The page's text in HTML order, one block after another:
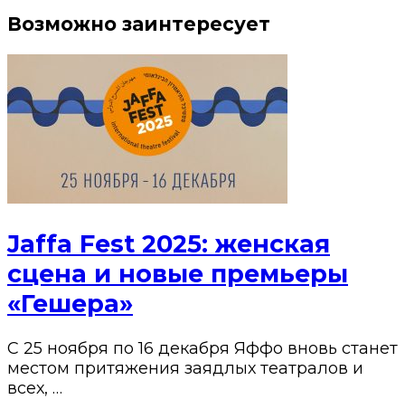
Возможно заинтересует
Jaffa Fest 2025: женская
сцена и новые премьеры
«Гешера»
С 25 ноября по 16 декабря Яффо вновь станет
местом притяжения заядлых театралов и
всех, …